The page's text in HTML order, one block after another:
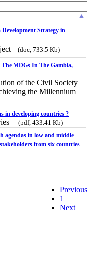
Development Strategy in
- (doc, 733.5 Kb)
MDGs In The Gambia,
of the Civil Society
the Millennium
in developing countries ?
- (pdf, 433.41 Kb)
agendas in low and middle
from six countries
Previous
1
Next